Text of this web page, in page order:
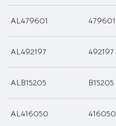
AL479601 479601
AL492197 492197
ALB15205 B15205
AL416050 416050